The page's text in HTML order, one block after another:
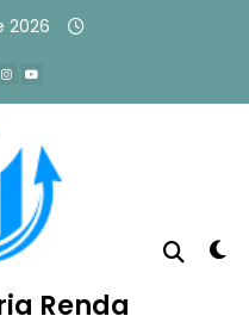
2026
Renda
aprovado